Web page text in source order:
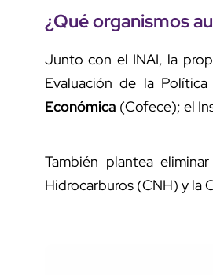
¿Qué organismos
Junto con el INAI, la
Evaluación de la
Económica (Cofece); el
También plantea
Hidrocarburos (CNH) y la